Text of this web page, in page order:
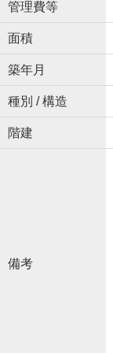
管理費等
面積
築年月
種別 / 構造
階建
備考